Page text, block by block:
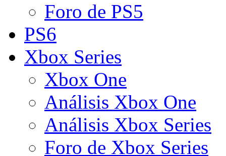
Foro de PS5
PS6
Xbox Series
Xbox One
Análisis Xbox One
Análisis Xbox Series
Foro de Xbox Series